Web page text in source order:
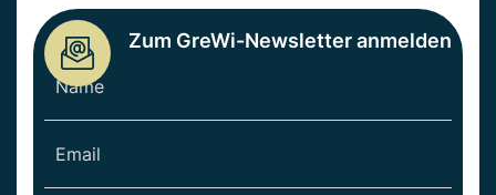
Zum GreWi-Newsletter anmelden